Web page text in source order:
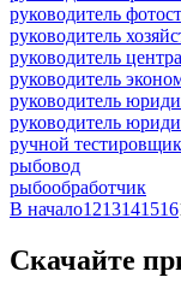
руководитель
руководитель
руководитель центра
руководитель
руководитель
руководитель
ручной тестировщик
рыбовод
рыбообработчик
В начало1213141516
Скачайте